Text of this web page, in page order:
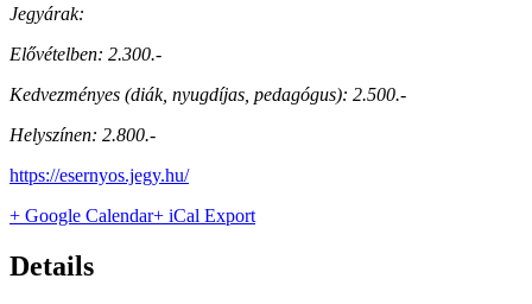
Jegyárak:
Elővételben: 2.300.-
Kedvezményes (diák, nyugdíjas, pedagógus): 2.500.-
Helyszínen: 2.800.-
https://esernyos.jegy.hu/
+ Google Calendar+ iCal Export
Details